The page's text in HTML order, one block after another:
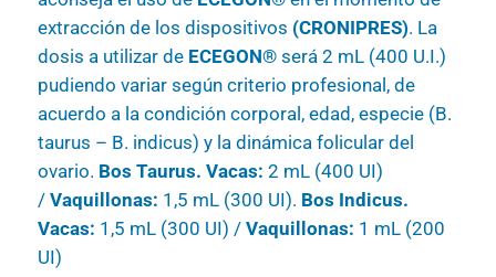
extracción de los dispositivos (CRONIPRES). La
dosis a utilizar de ECEGON®será 2 mL (400 U.I.)
pudiendo variar según criterio profesional, de
acuerdo a la condición corporal, edad, especie (B.
taurus – B. indicus) y la dinámica folicular del
ovario. Bos Taurus. Vacas: 2 mL (400 UI)
/ Vaquillonas: 1,5 mL (300 UI). Bos Indicus.
Vacas: 1,5 mL (300 UI) / Vaquillonas: 1 mL (200
UI)